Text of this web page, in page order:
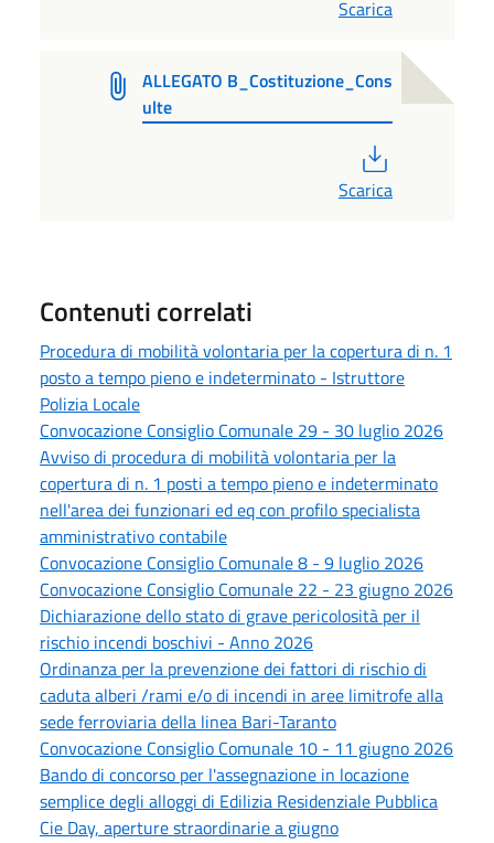
Scarica
ALLEGATO B_Costituzione_Cons
ulte
Scarica
Contenuti correlati
Procedura di mobilità volontaria per la copertura di n. 1
posto a tempo pieno e indeterminato - Istruttore
Polizia Locale
Convocazione Consiglio Comunale 29 - 30 luglio 2026
Avviso di procedura di mobilità volontaria per la
copertura di n. 1 posti a tempo pieno e indeterminato
nell'area dei funzionari ed eq con profilo specialista
amministrativo contabile
Convocazione Consiglio Comunale 8 - 9 luglio 2026
Convocazione Consiglio Comunale 22 - 23 giugno 2026
Dichiarazione dello stato di grave pericolosità per il
rischio incendi boschivi - Anno 2026
Ordinanza per la prevenzione dei fattori di rischio di
caduta alberi /rami e/o di incendi in aree limitrofe alla
sede ferroviaria della linea Bari-Taranto
Convocazione Consiglio Comunale 10 - 11 giugno 2026
Bando di concorso per l'assegnazione in locazione
semplice degli alloggi di Edilizia Residenziale Pubblica
Cie Day, aperture straordinarie a giugno